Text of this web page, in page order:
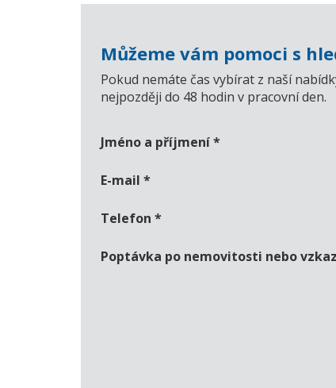
Můžeme vám pomoci s
Pokud nemáte čas vybírat z naší
nejpozději do 48 hodin v pracovní den.
Jméno a příjmení*
E-mail *
Telefon *
Poptávka po nemovitosti nebo vzkaz